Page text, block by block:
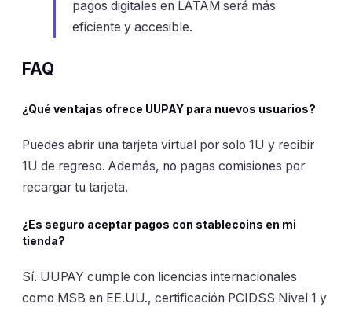
pagos digitales en LATAM será más
eficiente y accesible.
FAQ
¿Qué ventajas ofrece UUPAY para nuevos usuarios?
Puedes abrir una tarjeta virtual por solo 1U y recibir
1U de regreso. Además, no pagas comisiones por
recargar tu tarjeta.
¿Es seguro aceptar pagos con stablecoins en mi
tienda?
Sí. UUPAY cumple con licencias internacionales
como MSB en EE.UU., certificación PCIDSS Nivel 1 y